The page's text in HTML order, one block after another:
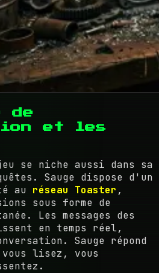
de
et les
se niche aussi dans sa
Sauge dispose d'un
au réseau Toaster ,
sous forme de
Les messages des
en temps réel,
Sauge répond
vous lisez, vous